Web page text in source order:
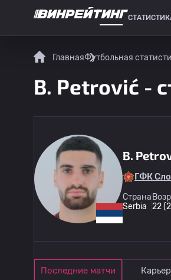
ГлавнаяФутбольная
B. Petrović -
B.
ГФК
Страна
Serbia 22
Последние матчи